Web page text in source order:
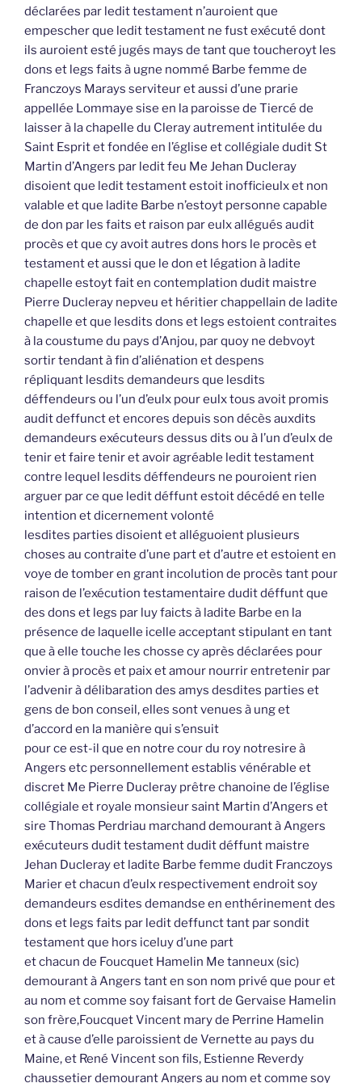
déclarées par ledit testament n’auroient que
empescher que ledit testament ne fust exécuté dont
ils auroient esté jugés mays de tant que toucheroyt les
dons et legs faits à ugne nommé Barbe femme de
Franczoys Marays serviteur et aussi d’une prarie
appellée Lommaye sise en la paroisse de Tiercé de
laisser à la chapelle du Cleray autrement intitulée du
Saint Esprit et fondée en l’église et collégiale dudit St
Martin d’Angers par ledit feu Me Jehan Ducleray
disoient que ledit testament estoit inofficieulx et non
valable et que ladite Barbe n’estoyt personne capable
de don par les faits et raison par eulx allégués audit
procès et que cy avoit autres dons hors le procès et
testament et aussi que le don et légation à ladite
chapelle estoyt fait en contemplation dudit maistre
Pierre Ducleray nepveu et héritier chappellain de ladite
chapelle et que lesdits dons et legs estoient contraites
à la coustume du pays d’Anjou, par quoy ne debvoyt
sortir tendant à fin d’aliénation et despens
répliquant lesdits demandeurs que lesdits
déffendeurs ou l’un d’eulx pour eulx tous avoit promis
audit deffunct et encores depuis son décès auxdits
demandeurs exécuteurs dessus dits ou à l’un d’eulx de
tenir et faire tenir et avoir agréable ledit testament
contre lequel lesdits déffendeurs ne pouroient rien
arguer par ce que ledit déffunt estoit décédé en telle
intention et dicernement volonté
lesdites parties disoient et alléguoient plusieurs
choses au contraite d’une part et d’autre et estoient en
voye de tomber en grant incolution de procès tant pour
raison de l’exécution testamentaire dudit déffunt que
des dons et legs par luy faicts à ladite Barbe en la
présence de laquelle icelle acceptant stipulant en tant
que à elle touche les chosse cy après déclarées pour
onvier à procès et paix et amour nourrir entretenir par
l’advenir à délibaration des amys desdites parties et
gens de bon conseil, elles sont venues à ung et
d’accord en la manière qui s’ensuit
pour ce est-il que en notre cour du roy notresire à
Angers etc personnellement establis vénérable et
discret Me Pierre Ducleray prêtre chanoine de l’église
collégiale et royale monsieur saint Martin d’Angers et
sire Thomas Perdriau marchand demourant à Angers
exécuteurs dudit testament dudit déffunt maistre
Jehan Ducleray et ladite Barbe femme dudit Franczoys
Marier et chacun d’eulx respectivement endroit soy
demandeurs esdites demandse en enthérinement des
dons et legs faits par ledit deffunct tant par sondit
testament que hors iceluy d’une part
et chacun de Foucquet Hamelin Me tanneux (sic)
demourant à Angers tant en son nom privé que pour et
au nom et comme soy faisant fort de Gervaise Hamelin
son frère,Foucquet Vincent mary de Perrine Hamelin
et à cause d’elle paroissient de Vernette au pays du
Maine, et René Vincent son fils, Estienne Reverdy
chaussetier demourant Angers au nom et comme soy